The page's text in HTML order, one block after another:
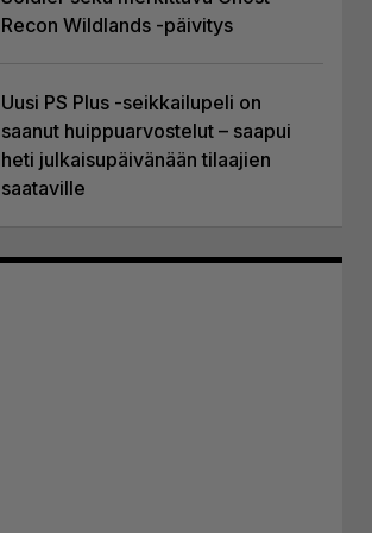
Recon Wildlands -päivitys
Uusi PS Plus -seikkailupeli on
saanut huippuarvostelut – saapui
heti julkaisupäivänään tilaajien
saataville